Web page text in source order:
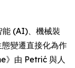
能 (AI)、機械裝
變遷直接化為作
》由 Petrić 與人